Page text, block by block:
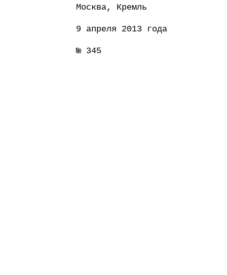
Москва, Кремль
9 апреля 2013 года
№ 345